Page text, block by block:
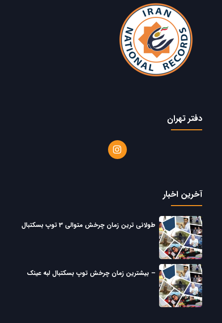
دفتر تهران
آخرین اخبار
طولانی ترین زمان چرخش متوالی 3 توپ بسکتبال
– بیشترین زمان چرخش توپ بسکتبال لبه عینک